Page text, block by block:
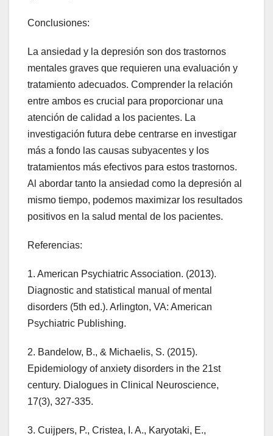
Conclusiones:
La ansiedad y la depresión son dos trastornos
mentales graves que requieren una evaluación y
tratamiento adecuados. Comprender la relación
entre ambos es crucial para proporcionar una
atención de calidad a los pacientes. La
investigación futura debe centrarse en investigar
más a fondo las causas subyacentes y los
tratamientos más efectivos para estos trastornos.
Al abordar tanto la ansiedad como la depresión al
mismo tiempo, podemos maximizar los resultados
positivos en la salud mental de los pacientes.
Referencias:
1. American Psychiatric Association. (2013).
Diagnostic and statistical manual of mental
disorders (5th ed.). Arlington, VA: American
Psychiatric Publishing.
2. Bandelow, B., & Michaelis, S. (2015).
Epidemiology of anxiety disorders in the 21st
century. Dialogues in Clinical Neuroscience,
17(3), 327-335.
3. Cuijpers, P., Cristea, I. A., Karyotaki, E.,